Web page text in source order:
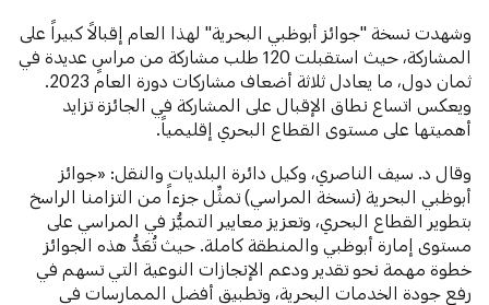
وشهدت نسخة "جوائز أبوظبي البحرية" لهذا العام إقبالاً كبيراً على
المشاركة، حيث استقبلت 120 طلب مشاركة من مراسٍ عديدة في
ثمان دول، ما يعادل ثلاثة أضعاف مشاركات دورة العام 2023.
ويعكس اتساع نطاق الإقبال على المشاركة في الجائزة تزايد
أهميتها على مستوى القطاع البحري إقليمياً.
وقال د. سيف الناصري، وكيل دائرة البلديات والنقل: «جوائز
أبوظبي البحرية (نسخة المراسي) تمثِّل جزءاً من التزامنا الراسخ
بتطوير القطاع البحري، وتعزيز معايير التميُّز في المراسي على
مستوى إمارة أبوظبي والمنطقة كاملة. حيث تُعَدُّ هذه الجوائز
خطوة مهمة نحو تقدير ودعم الإنجازات النوعية التي تسهم في
رفع جودة الخدمات البحرية، وتطبيق أفضل الممارسات في